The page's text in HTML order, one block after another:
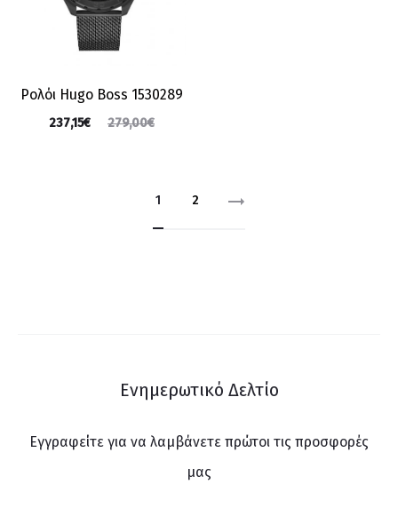
Ρολόι Hugo Boss 1530289
279,00€
237,15€
1
2
Ενημερωτικό Δελτίο
Εγγραφείτε για να λαμβάνετε πρώτοι τις προσφορές
μας